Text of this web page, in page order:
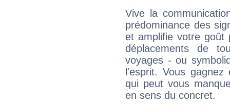
Vive la
prédominance des
et amplifie votre goût
déplacements de
voyages - ou
l'esprit. Vous
qui peut vous
en sens du concret.